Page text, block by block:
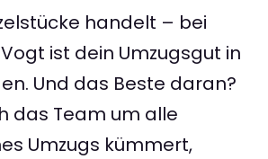
handelt – bei
ist dein Umzugsgut in
Und das Beste daran?
das Team um alle
Umzugs kümmert,